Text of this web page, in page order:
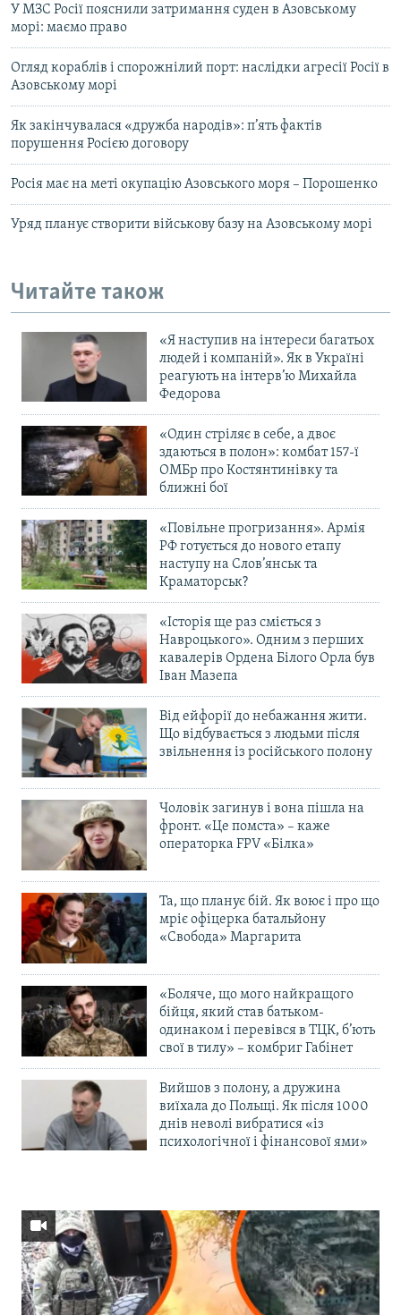
У МЗС Росії пояснили затримання суден в Азовському
морі: маємо право
Огляд кораблів і спорожнілий порт: наслідки агресії Росії в
Азовському морі
Як закінчувалася «дружба народів»: п’ять фактів
порушення Росією договору
Росія має на меті окупацію Азовського моря – Порошенко
Уряд планує створити військову базу на Азовському морі
Читайте також
«Я наступив на інтереси багатьох
людей і компаній». Як в Україні
реагують на інтерв’ю Михайла
Федорова
«Один стріляє в себе, а двоє
здаються в полон»: комбат 157-ї
ОМБр про Костянтинівку та
ближні бої
«Повільне прогризання». Армія
РФ готується до нового етапу
наступу на Слов’янськ та
Краматорськ?
«Історія ще раз сміється з
Навроцького». Одним з перших
кавалерів Ордена Білого Орла був
Іван Мазепа
Від ейфорії до небажання жити.
Що відбувається з людьми після
звільнення із російського полону
Чоловік загинув і вона пішла на
фронт. «Це помста» – каже
операторка FPV «Білка»
Та, що планує бій. Як воює і про що
мріє офіцерка батальйону
«Свобода» Маргарита
«Боляче, що мого найкращого
бійця, який став батьком-
одинаком і перевівся в ТЦК, б’ють
свої в тилу» – комбриг Габінет
Вийшов з полону, а дружина
виїхала до Польщі. Як після 1000
днів неволі вибратися «із
психологічної і фінансової ями»